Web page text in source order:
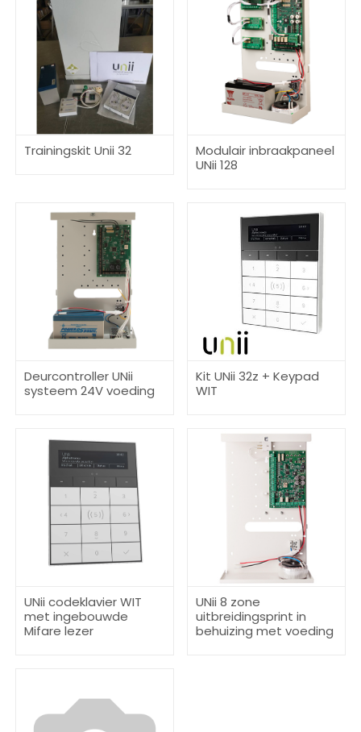
Trainingskit Unii 32
Modulair inbraakpaneel
UNii 128
Deurcontroller UNii
systeem 24V voeding
Kit UNii 32z + Keypad
WIT
UNii codeklavier WIT
met ingebouwde
Mifare lezer
UNii 8 zone
uitbreidingsprint in
behuizing met voeding